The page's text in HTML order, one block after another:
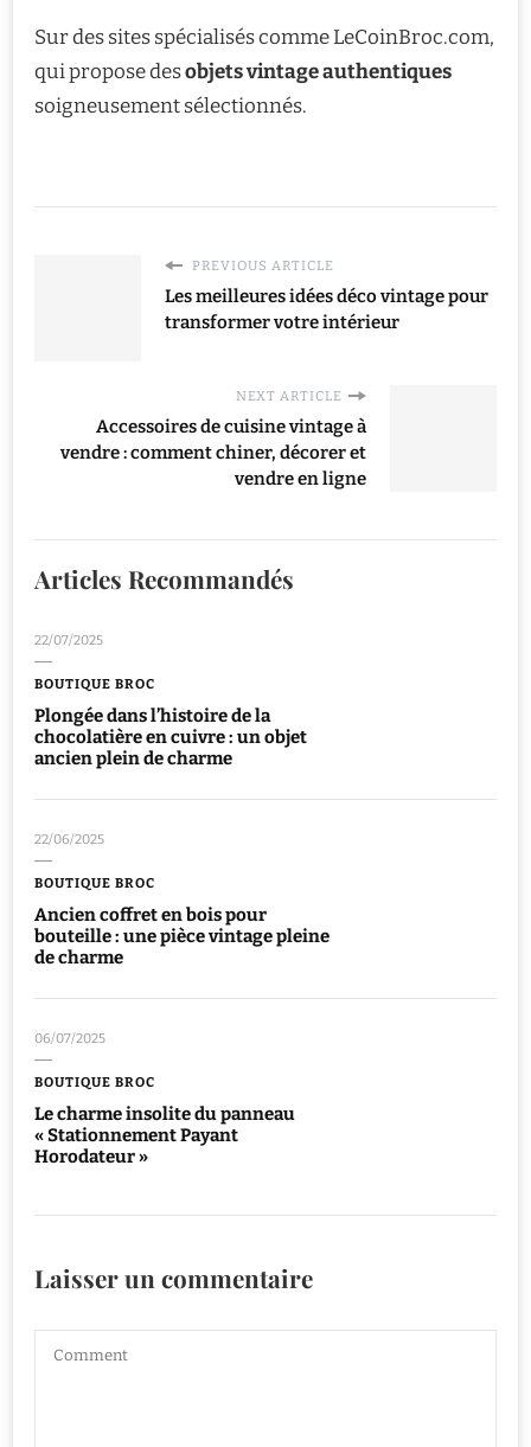
Sur des sites spécialisés comme LeCoinBroc.com,
qui propose desobjets vintage authentiques
soigneusement sélectionnés.
PREVIOUS ARTICLE
Les meilleures idées déco vintage pour
transformer votre intérieur
NEXT ARTICLE
Accessoires de cuisine vintage à
vendre : comment chiner, décorer et
vendre en ligne
Articles Recommandés
22/07/2025
BOUTIQUE BROC
Plongée dans l’histoire de la
chocolatière en cuivre : un objet
ancien plein de charme
22/06/2025
BOUTIQUE BROC
Ancien coffret en bois pour
bouteille : une pièce vintage pleine
de charme
06/07/2025
BOUTIQUE BROC
Le charme insolite du panneau
« Stationnement Payant
Horodateur »
Laisser un commentaire